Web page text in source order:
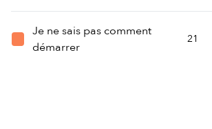
Je ne sais pas comment
démarrer
21